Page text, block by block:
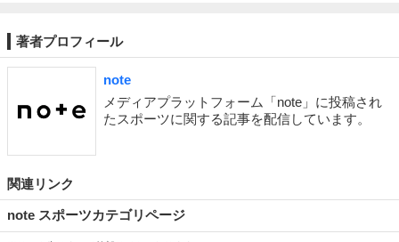
著者プロフィール
note
メディアプラットフォーム「note」に投稿され
たスポーツに関する記事を配信しています。
関連リンク
note スポーツカテゴリページ